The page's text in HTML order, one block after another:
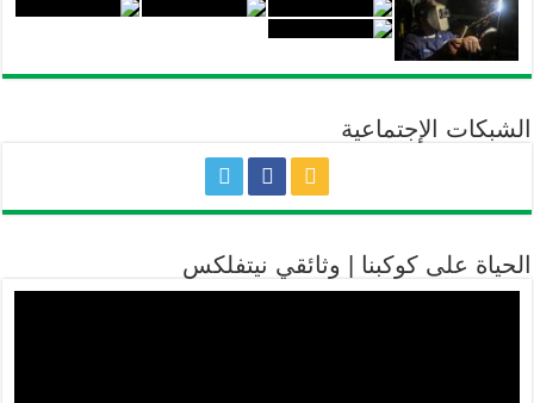
الشبكات الإجتماعية
الحياة على كوكبنا | وثائقي نيتفلكس